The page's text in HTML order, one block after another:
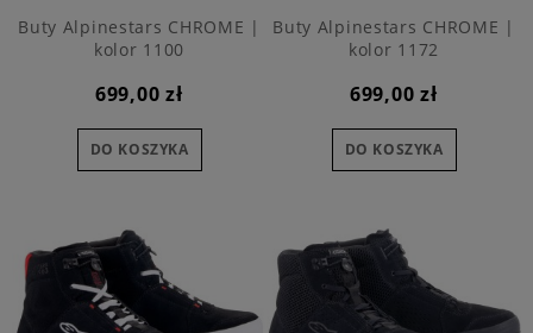
Buty Alpinestars CHROME |
kolor 1100
699,00 zł
DO KOSZYKA
Buty Alpinestars CHROME |
kolor 1172
699,00 zł
DO KOSZYKA